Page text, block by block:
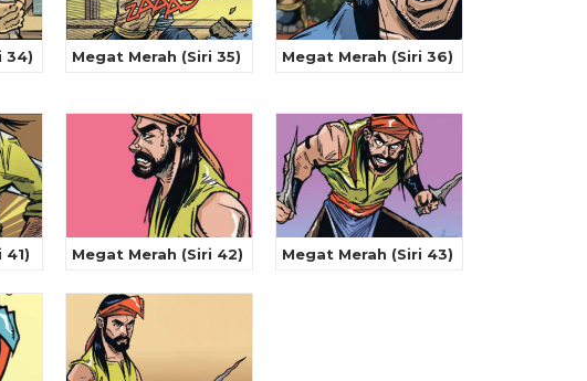
34) Megat Merah (Siri 35) Megat Merah (Siri 36)
41) Megat Merah (Siri 42) Megat Merah (Siri 43)